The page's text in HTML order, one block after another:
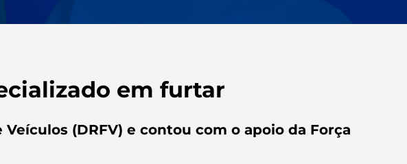
em furtar
(DRFV) e contou com o apoio da Força